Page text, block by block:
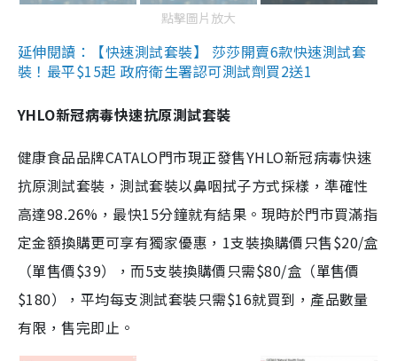
點擊圖片放大
延伸閱讀：【快速測試套裝】 莎莎開賣6款快速測試套
裝！最平$15起 政府衛生署認可測試劑買2送1
YHLO新冠病毒快速抗原測試套裝
健康食品品牌CATALO門市現正發售YHLO新冠病毒快速
抗原測試套裝，測試套裝以鼻咽拭子方式採樣，準確性
高達98.26%，最快15分鐘就有結果。現時於門市買滿指
定金額換購更可享有獨家優惠，1支裝換購價只售$20/盒
（單售價$39），而5支裝換購價只需$80/盒（單售價
$180），平均每支測試套裝只需$16就買到，產品數量
有限，售完即止。